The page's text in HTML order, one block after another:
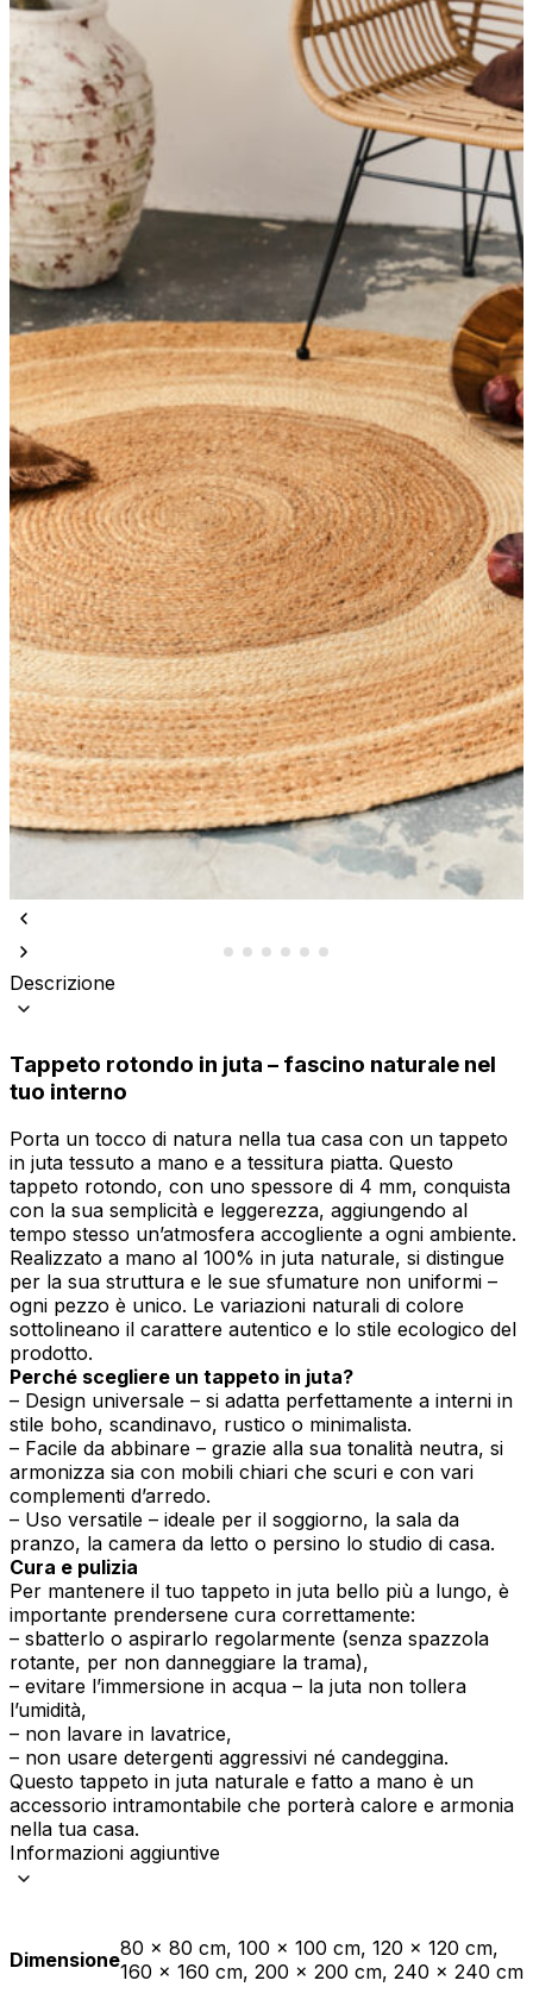
Descrizione
Tappeto rotondo in juta – fascino naturale nel
tuo interno
Porta un tocco di natura nella tua casa con un tappeto
in juta tessuto a mano e a tessitura piatta. Questo
tappeto rotondo, con uno spessore di 4 mm, conquista
con la sua semplicità e leggerezza, aggiungendo al
tempo stesso un’atmosfera accogliente a ogni ambiente.
Realizzato a mano al 100% in juta naturale, si distingue
per la sua struttura e le sue sfumature non uniformi –
ogni pezzo è unico. Le variazioni naturali di colore
sottolineano il carattere autentico e lo stile ecologico del
prodotto.
Perché scegliere un tappeto in juta?
– Design universale – si adatta perfettamente a interni in
stile boho, scandinavo, rustico o minimalista.
– Facile da abbinare – grazie alla sua tonalità neutra, si
armonizza sia con mobili chiari che scuri e con vari
complementi d’arredo.
– Uso versatile – ideale per il soggiorno, la sala da
pranzo, la camera da letto o persino lo studio di casa.
Cura e pulizia
Per mantenere il tuo tappeto in juta bello più a lungo, è
importante prendersene cura correttamente:
– sbatterlo o aspirarlo regolarmente (senza spazzola
rotante, per non danneggiare la trama),
– evitare l’immersione in acqua – la juta non tollera
l’umidità,
– non lavare in lavatrice,
– non usare detergenti aggressivi né candeggina.
Questo tappeto in juta naturale e fatto a mano è un
accessorio intramontabile che porterà calore e armonia
nella tua casa.
Informazioni aggiuntive
Dimensione80 x 80 cm, 100 x 100 cm, 120 x 120 cm,
160 x 160 cm, 200 x 200 cm, 240 x 240 cm